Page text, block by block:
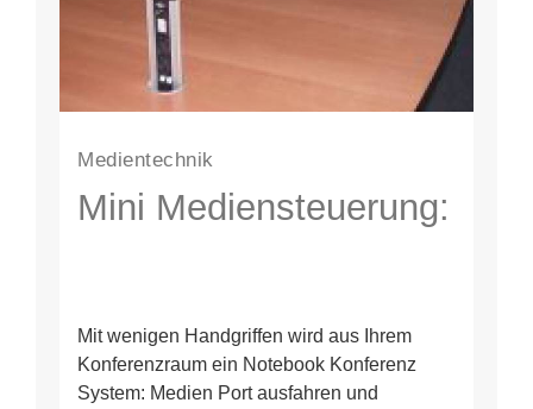
Medientechnik
Mini Mediensteuerung:
Mit wenigen Handgriffen wird aus Ihrem
Konferenzraum ein Notebook Konferenz
System: Medien Port ausfahren und